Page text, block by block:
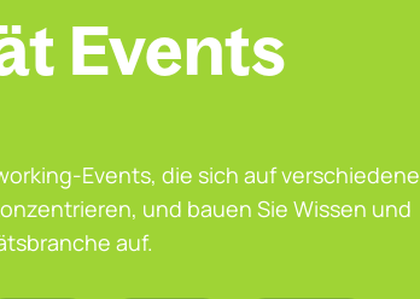
Events
Events, die sich auf verschiedene
und bauen Sie Wissen und
auf.